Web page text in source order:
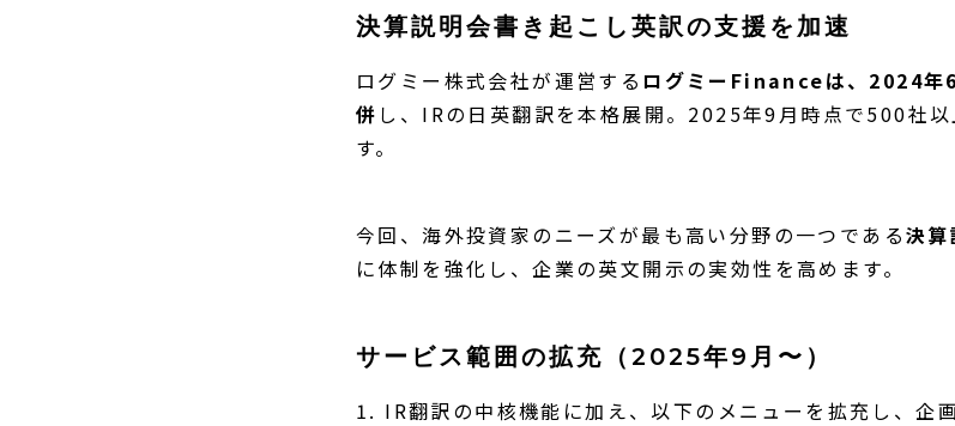
決算説明会書き起こし英訳の支援を加速
ログミー株式会社が運営する ログミーFinanceは、2024年
併 し、IRの日英翻訳を本格展開。2025年9月時点で500社
す。
今回、海外投資家のニーズが最も高い分野の一つである決
に体制を強化し、企業の英文開示の実効性を高めます。
サービス範囲の拡充（2025年9月〜）
1. IR翻訳の中核機能に加え、以下のメニューを拡充し、企